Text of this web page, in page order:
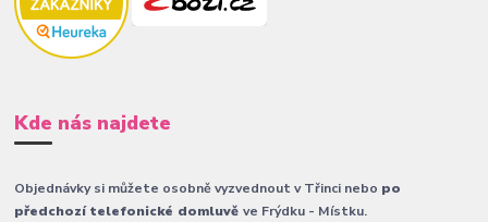
Kde nás najdete
Objednávky si můžete osobně vyzvednout v Třinci nebo po
předchozí telefonické domluvěve Frýdku - Místku.